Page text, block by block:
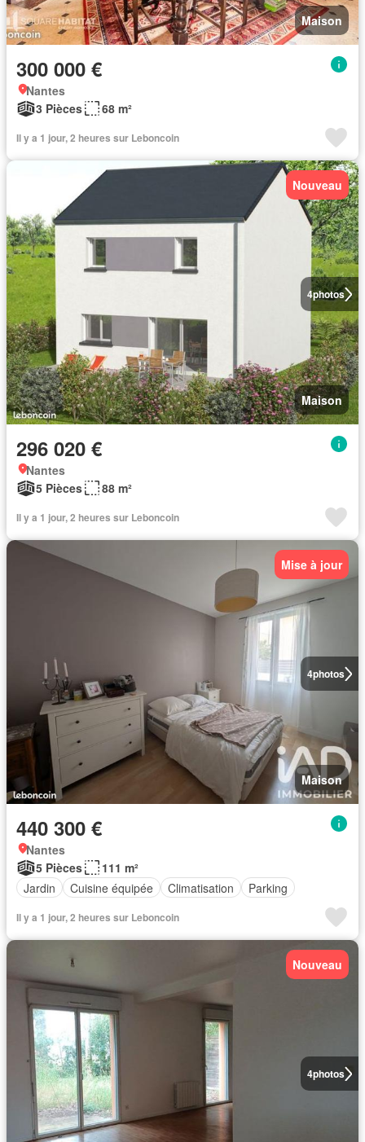
Maison
300 000 €
Nantes
3 Pièces
68 m²
Il y a 1 jour, 2 heures sur Leboncoin
4photos
Nouveau
Maison
296 020 €
Nantes
5 Pièces
88 m²
Il y a 1 jour, 2 heures sur Leboncoin
4photos
Mise à jour
Maison
440 300 €
Nantes
5 Pièces
111 m²
Jardin
Cuisine équipée Climatisation Parking
Il y a 1 jour, 2 heures sur Leboncoin
4photos
Nouveau